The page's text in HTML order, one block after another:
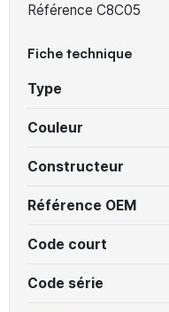
Référence C8C05
Fiche technique
Type
Couleur
Constructeur
Référence OEM
Code court
Code série